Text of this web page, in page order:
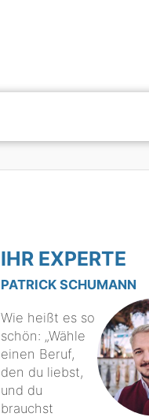
IHR EXPERTE
PATRICK SCHUMANN
Wie heißt es so
schön: „Wähle
einen Beruf,
den du liebst,
und du
brauchst